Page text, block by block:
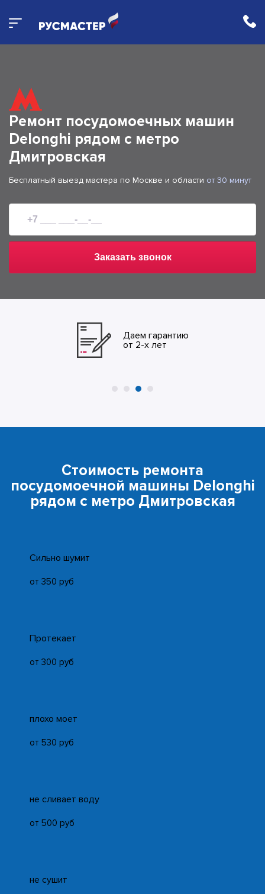
Ремонт посудомоечных машин
Delonghi рядом с метро
Дмитровская
Бесплатный выезд мастера по Москве и области от 30 минут
Заказать звонок
Даем гарантию
от 2-х лет
Стоимость ремонта
посудомоечной машины Delonghi
рядом с метро Дмитровская
Cильно шумит
от 350 руб
Протекает
от 300 руб
плохо моет
от 530 руб
не сливает воду
от 500 руб
не сушит